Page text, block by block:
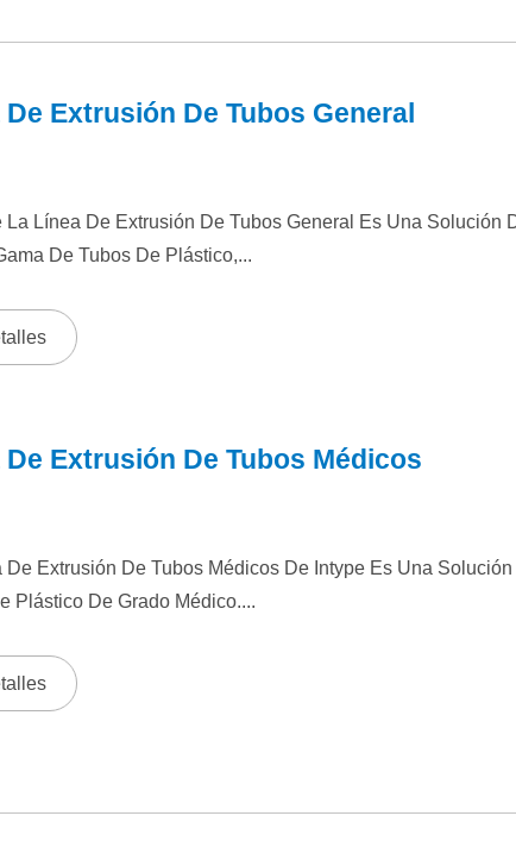
De Extrusión De Tubos General
La Línea De Extrusión De Tubos General Es Una
De Tubos De Plástico,...
De Extrusión De Tubos Médicos
De Extrusión De Tubos Médicos De Intype Es Una
Plástico De Grado Médico....